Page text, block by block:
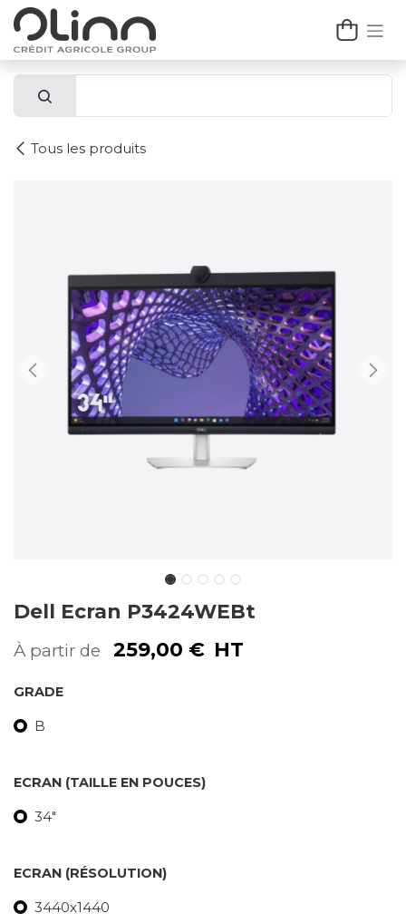
Se rendre au contenu
Tous les produits
Dell Ecran P3424WEBt
À partir de 259,00 € HT
GRADE
B
ECRAN (TAILLE EN POUCES)
34"
ECRAN (RÉSOLUTION)
3440x1440